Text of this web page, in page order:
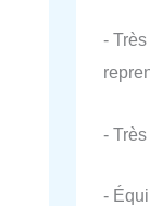
-
-
-